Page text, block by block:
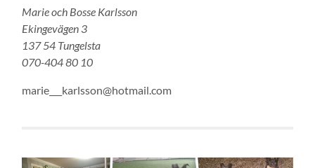
Marie och Bosse Karlsson
Ekingevägen 3
137 54 Tungelsta
070-404 80 10
marie___karlsson@hotmail.com